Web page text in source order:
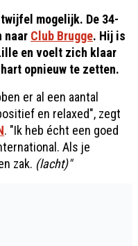
mogelijk. De 34-
naar Club Brugge. Hij is
en voelt zich klaar
opnieuw te zetten.
er al een aantal
en relaxed", zegt
. "Ik heb écht een goed
Als je
zak. (lacht)"